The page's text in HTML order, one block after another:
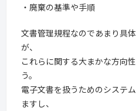
・廃棄の基準や手順
文書管理規程なのであまり具
が、
これらに関する大まかな方向
う。
電子文書を扱うためのシステ
ますし、